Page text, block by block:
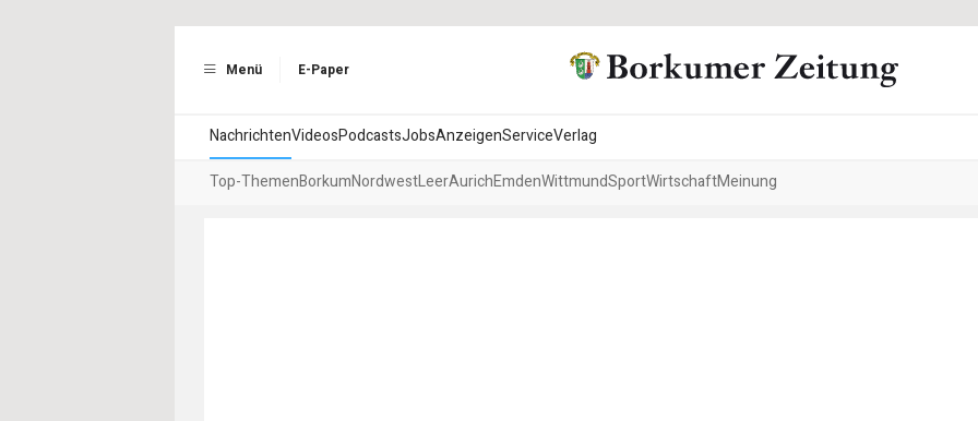
Menü E-Paper
NachrichtenVideosPodcastsJobsAnzeigenServiceVerlag
Top-ThemenBorkumNordwestLeerAurichEmdenWittmundSportWirtschaftMeinung